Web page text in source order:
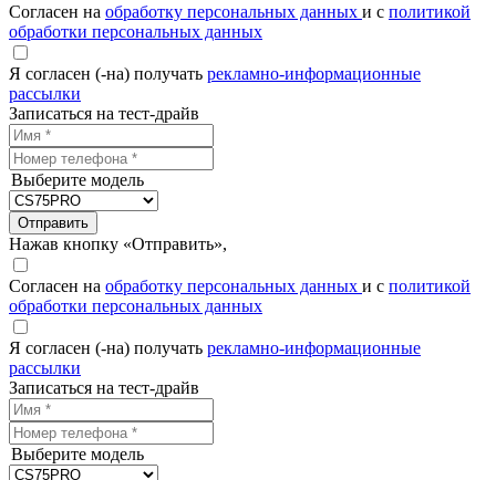
Согласен на обработку персональных данных и с политикой
обработки персональных данных
Я согласен (-на) получать рекламно-информационные
рассылки
Записаться на тест-драйв
Выберите модель
Отправить
Нажав кнопку «Отправить»,
Согласен на обработку персональных данных и с политикой
обработки персональных данных
Я согласен (-на) получать рекламно-информационные
рассылки
Записаться на тест-драйв
Выберите модель